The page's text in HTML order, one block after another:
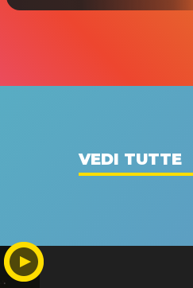
VEDI TUTTE